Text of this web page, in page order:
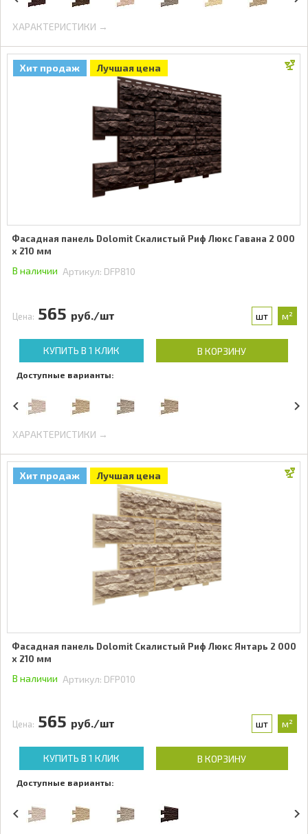
ХАРАКТЕРИСТИКИ →
Хит продаж Лучшая цена
Фасадная панель Dolomit Скалистый Риф Люкс Гавана 2 000
x 210 мм
В наличии Артикул: DFP810
Цена: 565 руб./шт шт м²
КУПИТЬ В 1 КЛИК В КОРЗИНУ
Доступные варианты:
ХАРАКТЕРИСТИКИ →
Хит продаж Лучшая цена
Фасадная панель Dolomit Скалистый Риф Люкс Янтарь 2 000
x 210 мм
В наличии Артикул: DFP010
Цена: 565 руб./шт шт м²
КУПИТЬ В 1 КЛИК В КОРЗИНУ
Доступные варианты: